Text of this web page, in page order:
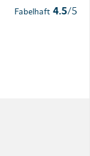
Fabelhaft4.5/5